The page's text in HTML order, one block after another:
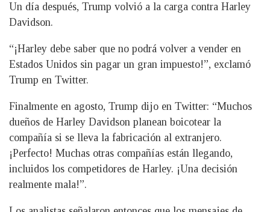
Un día después, Trump volvió a la carga contra Harley
Davidson.
“¡Harley debe saber que no podrá volver a vender en
Estados Unidos sin pagar un gran impuesto!”, exclamó
Trump en Twitter.
Finalmente en agosto, Trump dijo en Twitter: “Muchos
dueños de Harley Davidson planean boicotear la
compañía si se lleva la fabricación al extranjero.
¡Perfecto! Muchas otras compañías están llegando,
incluidos los competidores de Harley. ¡Una decisión
realmente mala!”.